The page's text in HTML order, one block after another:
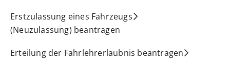
Erstzulassung eines Fahrzeugs
(Neuzulassung) beantragen
Erteilung der Fahrlehrerlaubnis beantragen